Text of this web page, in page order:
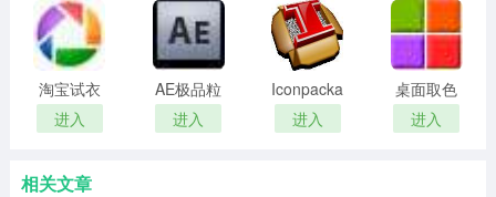
remover(冰
点还原密
码清除器)
扫描软件)
淘宝试衣
服软件
进入
AE极品粒
子插件
(Trapcode
进入
Iconpackager
中文补丁
进入
桌面取色
工具
colorpix
进入
相关文章